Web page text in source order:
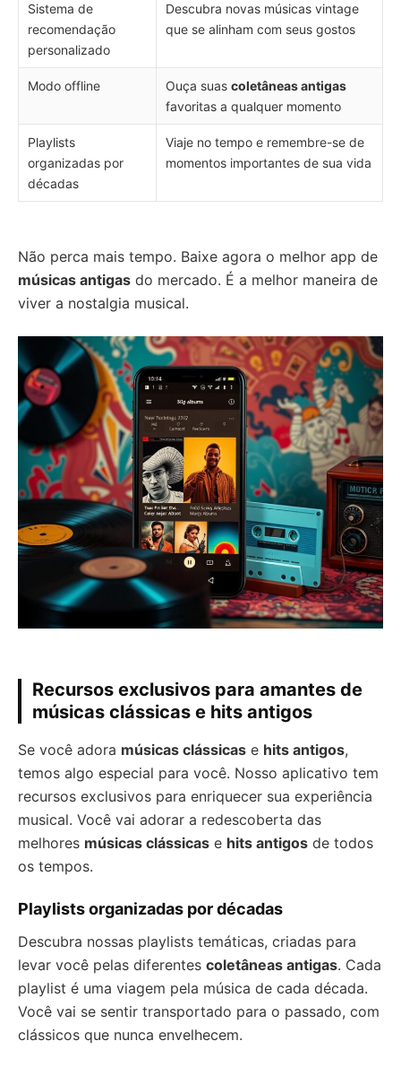
Sistema de
recomendação
personalizado
Descubra novas músicas vintage
que se alinham com seus gostos
Modo offline Ouça suas coletâneas antigas
favoritas a qualquer momento
Playlists
organizadas por
décadas
Viaje no tempo e remembre-se de
momentos importantes de sua vida
Não perca mais tempo. Baixe agora o melhor app de
músicas antigas do mercado. É a melhor maneira de
viver a nostalgia musical.
Recursos exclusivos para amantes de
músicas clássicas e hits antigos
Se você adora músicas clássicas e hits antigos,
temos algo especial para você. Nosso aplicativo tem
recursos exclusivos para enriquecer sua experiência
musical. Você vai adorar a redescoberta das
melhores músicas clássicas e hits antigos de todos
os tempos.
Playlists organizadas por décadas
Descubra nossas playlists temáticas, criadas para
levar você pelas diferentes coletâneas antigas. Cada
playlist é uma viagem pela música de cada década.
Você vai se sentir transportado para o passado, com
clássicos que nunca envelhecem.